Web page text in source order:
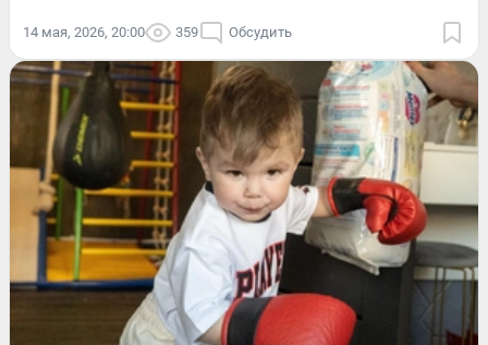
14 мая, 2026, 20:00 359 Обсудить